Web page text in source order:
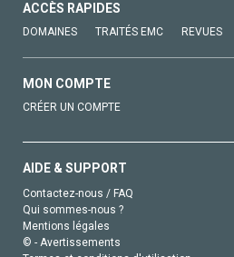
ACCÈS RAPIDES
DOMAINES TRAITÉS EMC REVUES
MON COMPTE
CRÉER UN COMPTE
AIDE & SUPPORT
Contactez-nous / FAQ
Qui sommes-nous ?
Mentions légales
© - Avertissements